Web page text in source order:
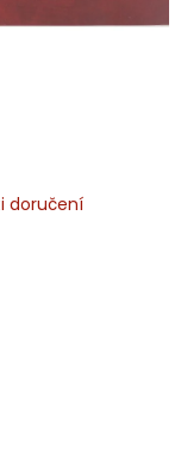
doručení